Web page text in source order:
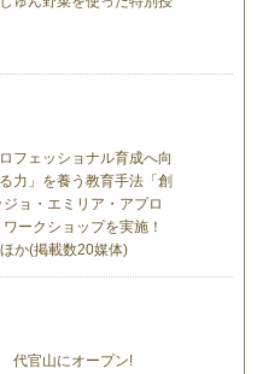
フェッショナル育成へ向
力」を養う教育手法「創
ョ・エミリア・アプロ
ークショップを実施！
か(掲載数20媒体)
代官山にオープン!